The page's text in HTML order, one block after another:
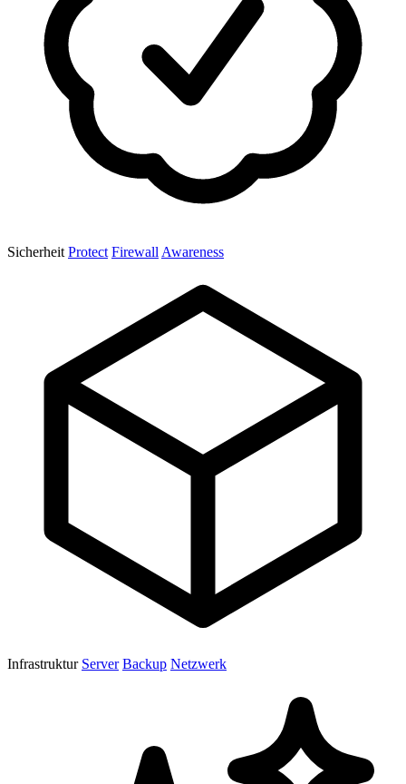
Sicherheit Protect Firewall Awareness
Infrastruktur Server Backup Netzwerk